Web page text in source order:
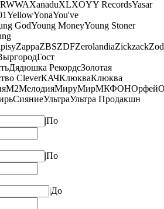
WWAXanaduXLXOYY RecordsYasar
YellowYonaYou've
GodYoung MoneyYoung Stoner
ZappaZBSZDFZerolandiaZickzack
Гост
Дядюшка РекордсЗолотая
CleverКАЧКлюкваКлюква
М2МелодияМируМирМКФОНОрфей
СияниеУльтраУльтра Продакшн
|По
|По
|До